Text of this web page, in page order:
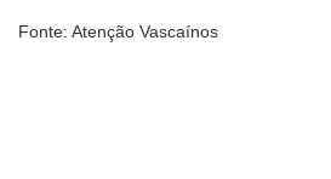
Fonte: Atenção Vascaínos